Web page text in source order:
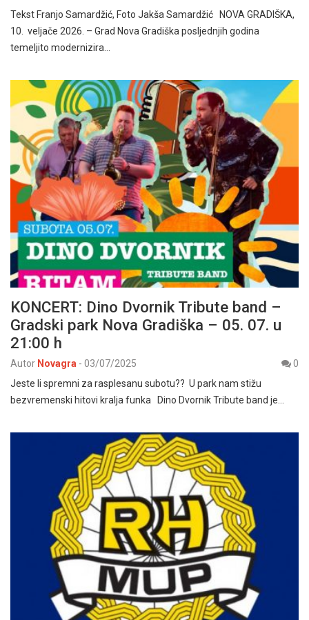
Tekst Franjo Samardžić, Foto Jakša Samardžić NOVA GRADIŠKA,
10. veljače 2026. – Grad Nova Gradiška posljednjih godina
temeljito modernizira…
KONCERT: Dino Dvornik Tribute band –
Gradski park Nova Gradiška – 05. 07. u
21:00 h
Autor Novagra - 03/07/2025
0
Jeste li spremni za rasplesanu subotu?? U park nam stižu
bezvremenski hitovi kralja funka Dino Dvornik Tribute band je…